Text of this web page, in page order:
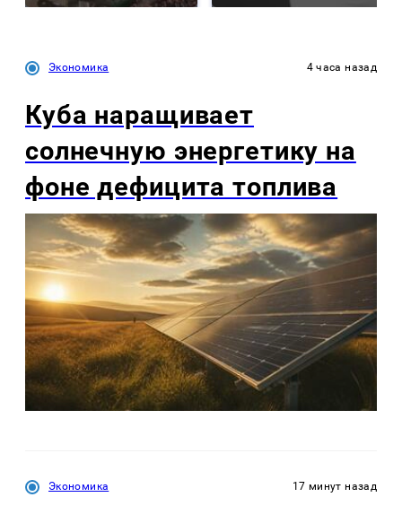
Экономика 4 часа назад
Куба наращивает
солнечную энергетику на
фоне дефицита топлива
Экономика 17 минут назад